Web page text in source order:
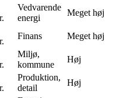
Vedvarende
energi
Meget høj
Finans Meget høj
Miljø,
kommune
Høj
Produktion,
detail
Høj